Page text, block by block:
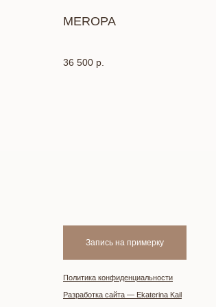
MEROPA
36 500 р.
Политика конфиденциальности
Разработка сайта — Ekaterina Kail
Запись на примерку